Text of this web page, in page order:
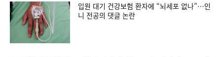
입원 대기 건강보험 환자에 “뇌세포 없나”…인
니 전공의 댓글 논란